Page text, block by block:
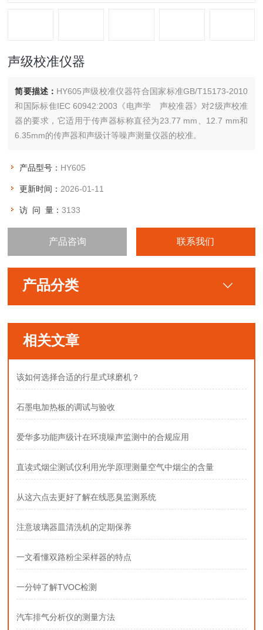
声级校准仪器
简要描述： HY605声级校准仪器符合国家标准GB/T15173-2010
和国际标隹IEC 60942:2003《电声学 声校准器》对2级声校准
器的要求，它适用于传声器标称直径为23.77 mm、12.7 mm和
6.35mm的传声器和声级计等噪声测量仪器的校准。
产品型号： HY605
更新时间： 2026-01-11
访 问 量：3133
产品咨询 联系我们
产品分类
相关文章
该如何选择合适的行星式球磨机？
石墨电加热板的调试与验收
爱华多功能声级计在环境噪声监测中的合规应用
直读式烟尘测试仪利用光学原理测量空气中烟尘的含量
从这六点去更好了解在线恶臭监测系统
注意玻璃器皿清洗机的定期保养
一文看懂双路粉尘采样器的特点
一分钟了解TVOC检测
汽车排气分析仪的测量方法